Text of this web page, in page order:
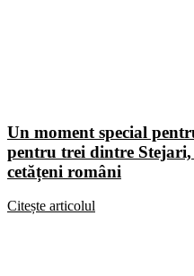
Un moment special
pentru trei dintre
cetățeni români
Citește articolul